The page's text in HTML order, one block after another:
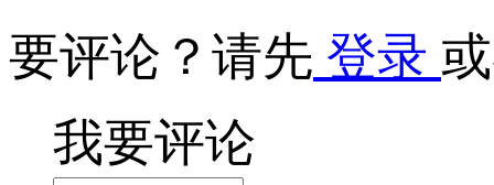
要评论？请先 登录
我要评论